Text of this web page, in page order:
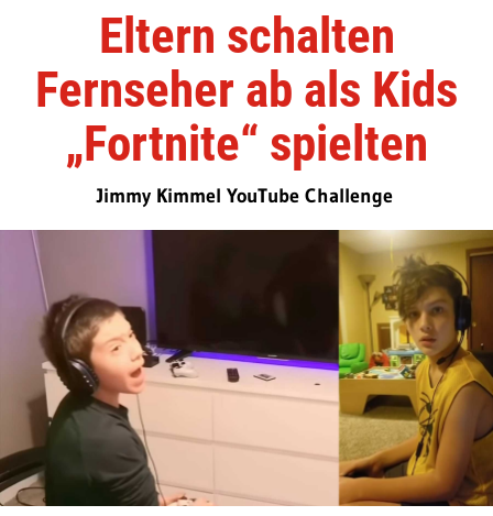
Eltern schalten
Fernseher ab als Kids
„Fortnite“ spielten
Jimmy Kimmel YouTube Challenge